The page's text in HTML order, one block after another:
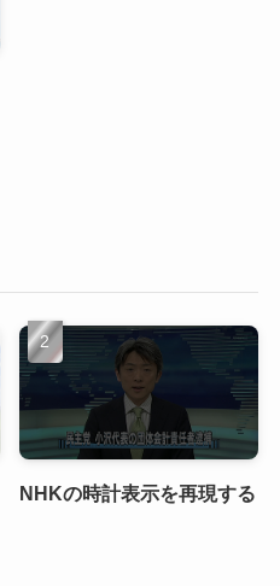
NHKの時計表示を再現する